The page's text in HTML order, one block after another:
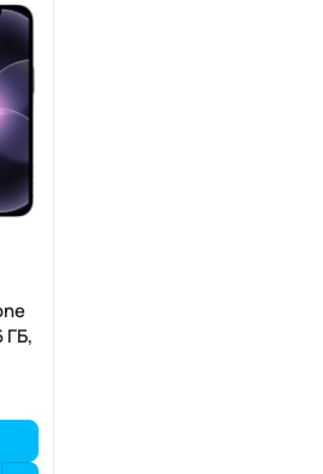
ГБ,